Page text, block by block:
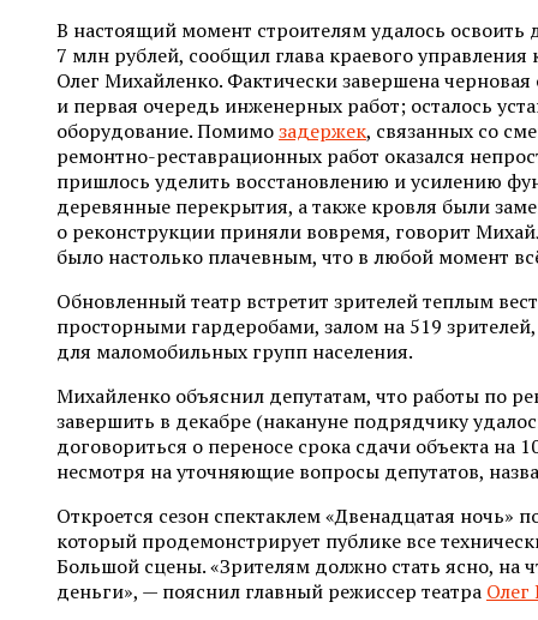
В настоящий момент строителям удалось освоить
7 млн рублей, сообщил глава краевого управления
Олег Михайленко. Фактически завершена
и первая очередь инженерных работ; осталось
оборудование. Помимозадержек, связанных со
ремонтно-реставрационных работ оказался
пришлось уделить восстановлению и усилению
деревянные перекрытия, а также кровля были
о реконструкции приняли вовремя, говорит
было настолько плачевным, что в любой момент
Обновленный театр встретит зрителей теплым
просторными гардеробами, залом на 519
для маломобильных групп населения.
Михайленко объяснил депутатам, что работы по
завершить в декабре (накануне подрядчику
договориться о переносе срока сдачи объекта на
несмотря на уточняющие вопросы депутатов,
Откроется сезон спектаклем «Двенадцатая ночь»
который продемонстрирует публике все
Большой сцены. «Зрителям должно стать ясно, на
деньги», — пояснил главный режиссер театра